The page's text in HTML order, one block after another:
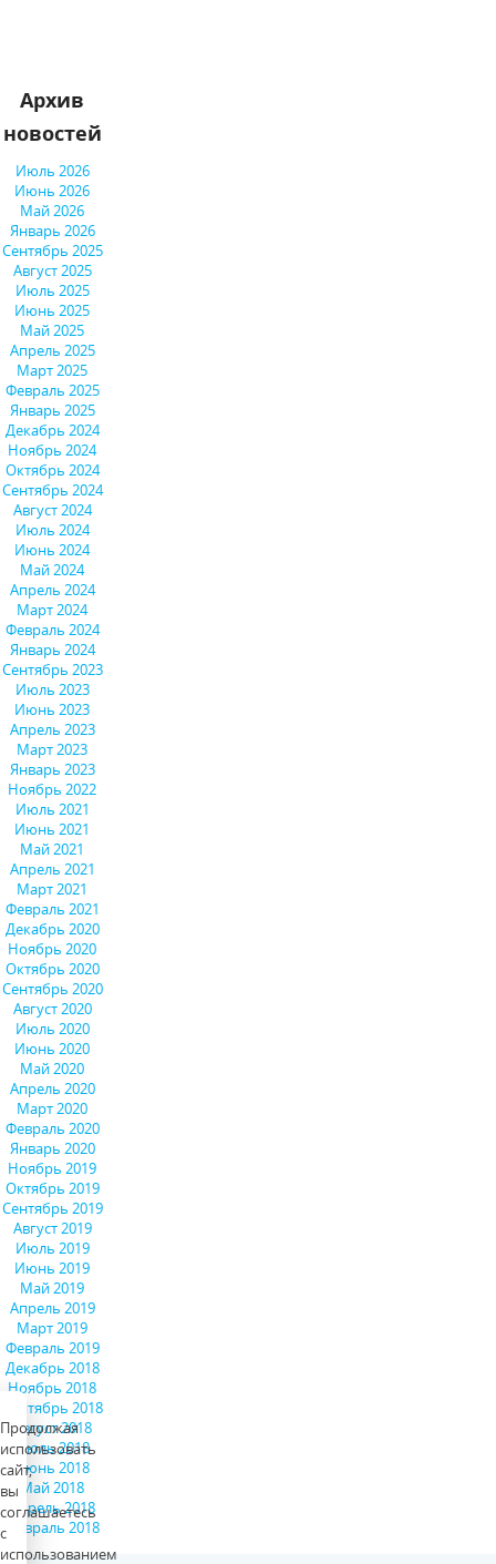
Архив
новостей
Июль 2026
Июнь 2026
Май 2026
Январь 2026
Сентябрь 2025
Август 2025
Июль 2025
Июнь 2025
Май 2025
Апрель 2025
Март 2025
Февраль 2025
Январь 2025
Декабрь 2024
Ноябрь 2024
Октябрь 2024
Сентябрь 2024
Август 2024
Июль 2024
Июнь 2024
Май 2024
Апрель 2024
Март 2024
Февраль 2024
Январь 2024
Сентябрь 2023
Июль 2023
Июнь 2023
Апрель 2023
Март 2023
Январь 2023
Ноябрь 2022
Июль 2021
Июнь 2021
Май 2021
Апрель 2021
Март 2021
Февраль 2021
Декабрь 2020
Ноябрь 2020
Октябрь 2020
Сентябрь 2020
Август 2020
Июль 2020
Июнь 2020
Май 2020
Апрель 2020
Март 2020
Февраль 2020
Январь 2020
Ноябрь 2019
Октябрь 2019
Сентябрь 2019
Август 2019
Июль 2019
Июнь 2019
Май 2019
Апрель 2019
Март 2019
Февраль 2019
Декабрь 2018
Ноябрь 2018
Сентябрь 2018
Август 2018
Июль 2018
Июнь 2018
Май 2018
Апрель 2018
Февраль 2018
Продолжая
использовать
сайт,
вы
соглашаетесь
с
использованием